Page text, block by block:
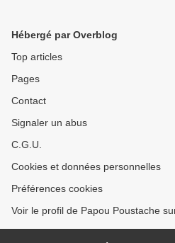
Hébergé par Overblog
Top articles
Pages
Contact
Signaler un abus
C.G.U.
Cookies et données personnelles
Préférences cookies
Voir le profil de Papou Poustache